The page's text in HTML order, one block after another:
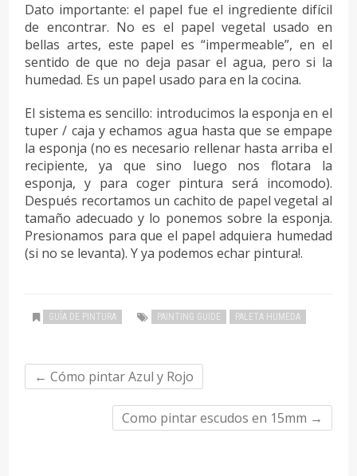
Dato importante: el papel fue el ingrediente difícil
de encontrar. No es el papel vegetal usado en
bellas artes, este papel es “impermeable”, en el
sentido de que no deja pasar el agua, pero si la
humedad. Es un papel usado para en la cocina.
El sistema es sencillo: introducimos la esponja en el
tuper / caja y echamos agua hasta que se empape
la esponja (no es necesario rellenar hasta arriba el
recipiente, ya que sino luego nos flotara la
esponja, y para coger pintura será incomodo).
Después recortamos un cachito de papel vegetal al
tamaño adecuado y lo ponemos sobre la esponja.
Presionamos para que el papel adquiera humedad
(si no se levanta). Y ya podemos echar pintura!.
GUÍA DE PINTURA PAINTING GUIDE PALETA HUMEDA
← Cómo pintar Azul y Rojo
Como pintar escudos en 15mm →